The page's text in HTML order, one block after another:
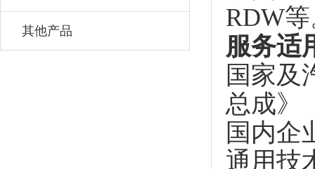
其他产品
RDW
服务适
国家及
总成》
国内企
通用技